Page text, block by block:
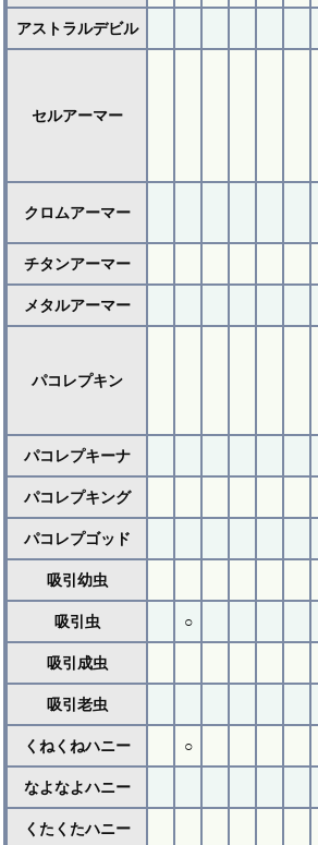
アストラルデビル
セルアーマー
クロムアーマー
チタンアーマー
メタルアーマー
パコレプキン
パコレプキーナ
パコレプキング
パコレプゴッド
吸引幼虫
吸引虫 ○
吸引成虫
吸引老虫
くねくねハニー ○
なよなよハニー
くたくたハニー